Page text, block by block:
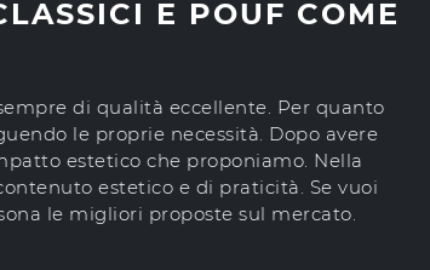
E POUF COME
di qualità eccellente. Per quanto
le proprie necessità. Dopo avere
estetico che proponiamo. Nella
estetico e di praticità. Se vuoi
le migliori proposte sul mercato.